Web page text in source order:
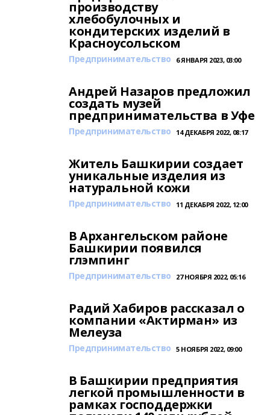
производству
хлебобулочных и
кондитерских изделий в
Красноусольском
Предпринимательство 6 ЯНВАРЯ 2023, 03:00
Андрей Назаров предложил
создать музей
предпринимательства в Уфе
Предпринимательство 14 ДЕКАБРЯ 2022, 08:17
Житель Башкирии создает
уникальные изделия из
натуральной кожи
Предпринимательство 11 ДЕКАБРЯ 2022, 12:00
В Архангельском районе
Башкирии появился
глэмпинг
Предпринимательство 27 НОЯБРЯ 2022, 05:16
Радий Хабиров рассказал о
компании «Актирман» из
Мелеуза
Предпринимательство 5 НОЯБРЯ 2022, 09:00
В Башкирии предприятия
легкой промышленности в
рамках господдержки